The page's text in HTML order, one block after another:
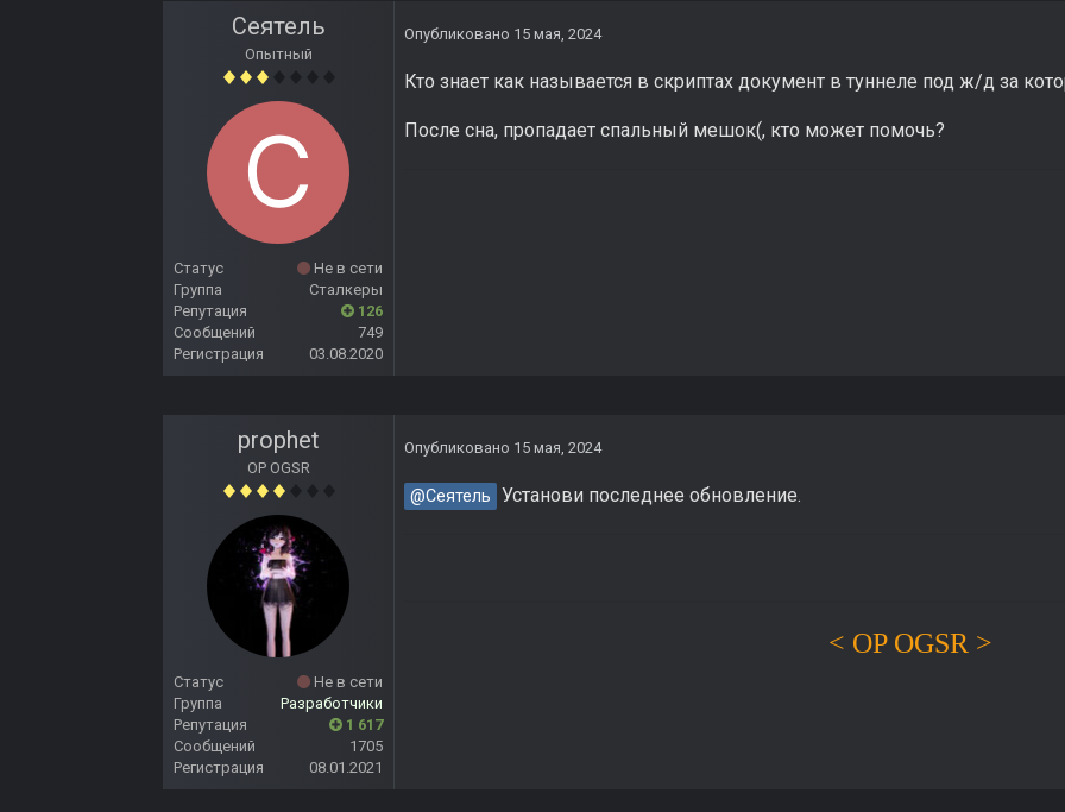
Сеятель
Опытный
Статус
Не в сети
Группа
Сталкеры
Репутация
126
Сообщений
749
Регистрация
03.08.2020
Опубликовано 15 мая, 2024
Кто знает как называется в скриптах документ в туннеле под ж/д за
После сна, пропадает спальный мешок(, кто может помочь?
prophet
OP OGSR
Статус
Не в сети
Группа
Разработчики
Репутация
1 617
Сообщений
1705
Регистрация
08.01.2021
Опубликовано 15 мая, 2024
@Сеятель Установи последнее обновление.
< OP OGSR >